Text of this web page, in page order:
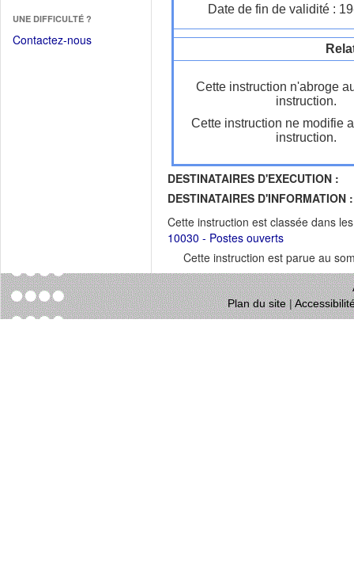
fenêtre)
une
nouvelle
UNE DIFFICULTÉ ?
Contactez-nous
Date de fin de validité :
Cette instruction n'abroge
instruction.
Cette instruction ne modifie
instruction.
DESTINATAIRES D'EXECUTION :
DESTINATAIRES D'INFORMATION :
Cette instruction est classée dans
10030 - Postes ouverts
Cette instruction est parue au
Plan du site|